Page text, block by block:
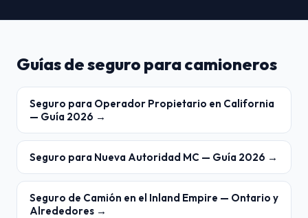
Guías de seguro para camioneros
Seguro para Operador Propietario en California
— Guía 2026 →
Seguro para Nueva Autoridad MC — Guía 2026 →
Seguro de Camión en el Inland Empire — Ontario y
Alrededores →